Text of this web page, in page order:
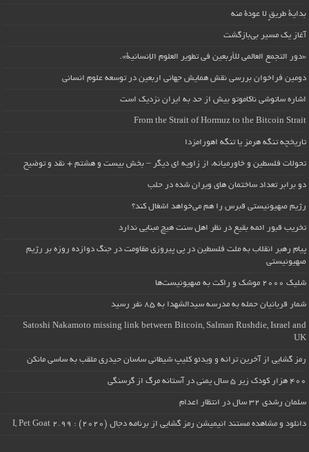
بداية طريقٍ لا عودة منه
آغاز یک مسیر بی‌بازگشت
«دور التجمع العالمي للأربعين في تطوير العلوم الإنسانية».
دومین فراخوان بررسی نقش همایش جهانی اربعین در توسعه علوم انسانی
اشاره ساتوشی ناکاموتو بیش از حد به ایران نزدیک است
From the Strait of Hormuz to the Bitcoin Strait
تاریخچه تنگه هرمز یا تنگه اهورامزدا
تحولات فلسطین و خاورمیانه، از زاویه ای دیگر – بخش بیست و هشتم + نقد و توضیح
دو برابر تعداد ساختمان های ویران شده در حلب
رژیم صهیونیستی قبرس را هم می‌خواهد اشغال کند؟
تخریب قبور ائمه بقیع در نظر اهل سنت هیچ مبنایی ندارد
پیام رهبر انقلاب به ملت فلسطین در پی پیروزی مقاومت در جنگ دوازده روزه بر رژیم
صهیونیستی
شلیک ۲۰۰۰ موشک و راکت به صهیونیست‌ها
شمار قربانیان حمله به مدرسه سیدالشهدا به ۸۵ نفر رسید
Satoshi Nakamoto missing link between Bitcoin, Salman Rushdie, Israel and
UK
رمز گشایی از آخرین ترانه و ویدئو کلیپ شیطانی ساسان حیدری ملقب به ساسی مانکن
۴۰۰ هزار کودک زیر ۵ سال یمنی در آستانه مرگ از گرسنگی
سلمان رشدی ۳۲ سال در انتظار اعدام
دانلود و مشاهده مستند انیمیشن رمز گشایی از برنامه دجال (۲۰۲۰) : I, Pet Goat 2.99